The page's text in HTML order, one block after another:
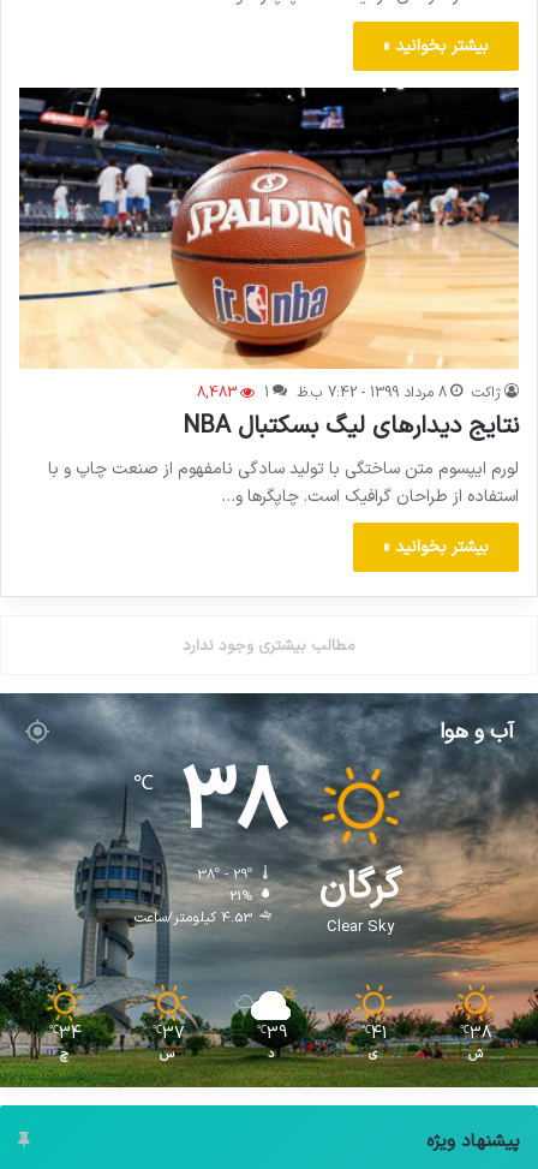
بیشتر بخوانید »
ژاکت 8 مرداد 1399 - 7:42 ب.ظ 1
8,483
نتایج دیدار‌های لیگ بسکتبال NBA
لورم ایپسوم متن ساختگی با تولید سادگی نامفهوم از صنعت چاپ و با
استفاده از طراحان گرافیک است. چاپگرها و…
بیشتر بخوانید »
مطالب بیشتری وجود ندارد
آب و هوا
گرگان
Clear Sky
38
℃
38º - 29º
21%
4.53 کیلومتر/ساعت
38
℃
ش
41
℃
ی
39
℃
د
37
℃
س
34
℃
چ
پیشنهاد ویژه